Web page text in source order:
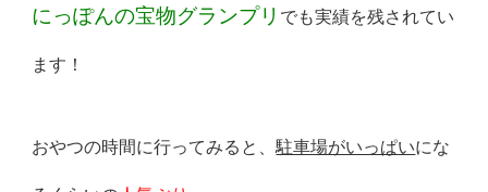
にっぽんの宝物グランプリ でも実績を残されてい
ます！
おやつの時間に行ってみると、駐車場がいっぱいにな